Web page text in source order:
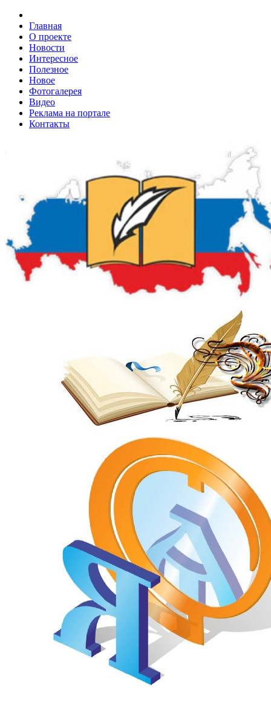
Главная
О проекте
Новости
Интересное
Полезное
Новое
Фотогалерея
Видео
Реклама на портале
Контакты